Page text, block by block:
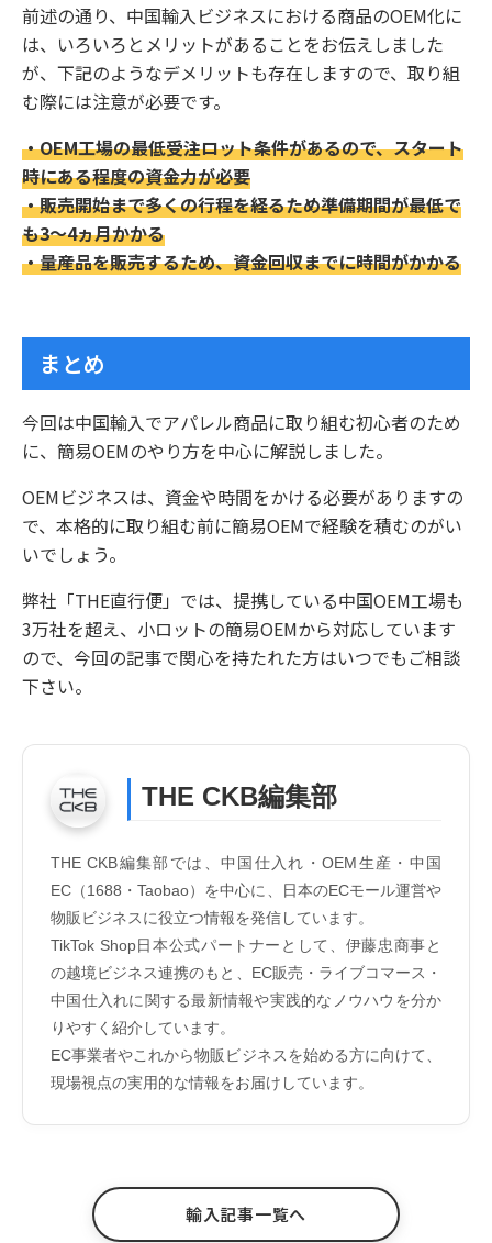
前述の通り、中国輸入ビジネスにおける商品のOEM化に
は、いろいろとメリットがあることをお伝えしました
が、下記のようなデメリットも存在しますので、取り組
む際には注意が必要です。
・OEM工場の最低受注ロット条件があるので、スタート
時にある程度の資金力が必要
・販売開始まで多くの行程を経るため準備期間が最低で
も3～4ヵ月かかる
・量産品を販売するため、資金回収までに時間がかかる
まとめ
今回は中国輸入でアパレル商品に取り組む初心者のため
に、簡易OEMのやり方を中心に解説しました。
OEMビジネスは、資金や時間をかける必要がありますの
で、本格的に取り組む前に簡易OEMで経験を積むのがい
いでしょう。
弊社「THE直行便」では、提携している中国OEM工場も
3万社を超え、小ロットの簡易OEMから対応しています
ので、今回の記事で関心を持たれた方はいつでもご相談
下さい。
THE CKB編集部
THE CKB編集部では、中国仕入れ・OEM生産・中国
EC（1688・Taobao）を中心に、日本のECモール運営や
物販ビジネスに役立つ情報を発信しています。
TikTok Shop日本公式パートナーとして、伊藤忠商事と
の越境ビジネス連携のもと、EC販売・ライブコマース・
中国仕入れに関する最新情報や実践的なノウハウを分か
りやすく紹介しています。
EC事業者やこれから物販ビジネスを始める方に向けて、
現場視点の実用的な情報をお届けしています。
輸入記事一覧へ